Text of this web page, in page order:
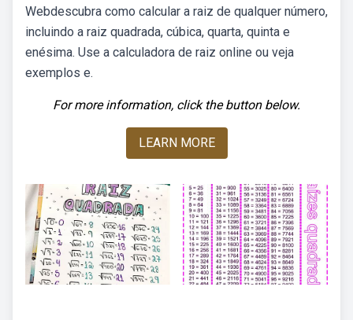
Webdescubra como calcular a raiz de qualquer número,
incluindo a raiz quadrada, cúbica, quarta, quinta e
enésima. Use a calculadora de raiz online ou veja
exemplos e.
For more information, click the button below.
LEARN MORE